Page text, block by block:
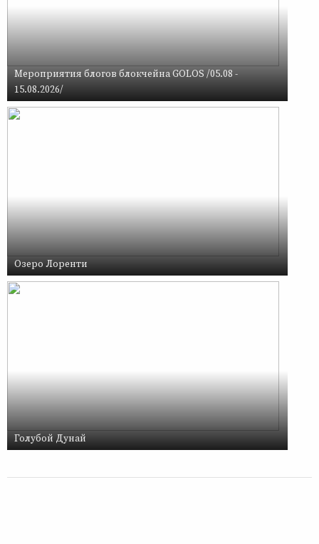
Мероприятия блогов блокчейна GOLOS /05.08 -
15.08.2026/
Озеро Лоренти
Голубой Дунай